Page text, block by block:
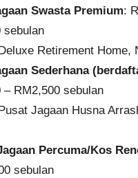
Swasta Premium:
sebulan
Retirement Home,
Sederhana
– RM2,500 sebulan
Jagaan Husna
Percuma/Kos
sebulan